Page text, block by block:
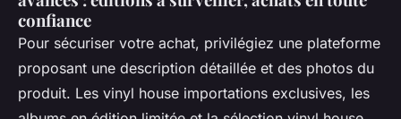
confiance
Pour sécuriser votre achat, privilégiez une plateforme
proposant une description détaillée et des photos du
produit. Les vinyl house importations exclusives, les